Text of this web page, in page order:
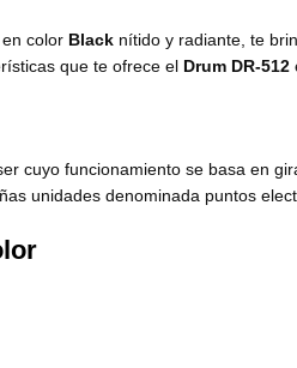
color Black nítido y radiante, te
que te ofrece el Drum DR-512
cuyo funcionamiento se basa en
unidades denominada puntos